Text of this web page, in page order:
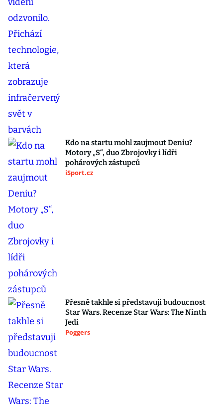
Kdo na startu mohl zaujmout Deniu?
Motory „S“, duo Zbrojovky i lídři
pohárových zástupců
iSport.cz
Přesně takhle si představuji budoucnost
Star Wars. Recenze Star Wars: The Ninth
Jedi
Poggers